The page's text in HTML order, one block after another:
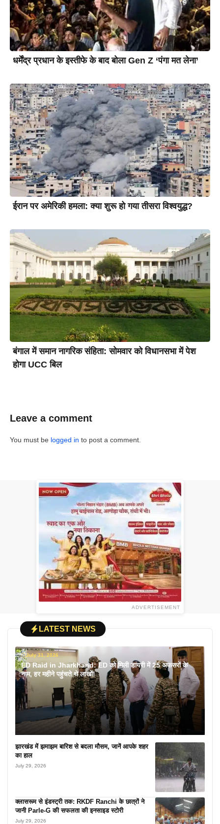
धर्मेंद्र प्रधान के इस्तीफे के बाद बोला Gen Z ‘पंगा मत लेना’
ईरान पर अमेरिकी हमला: क्या शुरू हो गया तीसरा विश्वयुद्ध?
बंगाल में समान नागरिक संहिता: सोमवार को विधानसभा में पेश
होगा UCC बिल
Leave a comment
You must be logged in to post a comment.
ADVERTISEMENT
LATEST NEWS
July 31, 2026
ED Raid in Jharkhand: ED को मिली डायरी में 25 अफसरों के
नाम, हर महीने पहुंचते थे लाखों!
झारखंड में झमाझम बारिश से बदला मौसम, जानें आपके शहर
का हाल
July 29, 2026
क्लासरूम से इंडस्ट्री तक: RKDF Ranchi के छात्रों ने
जानी Parle-G की सफलता की इनसाइड स्टोरी
July 29, 2026